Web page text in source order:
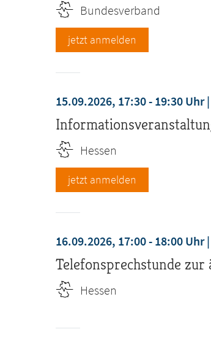
Bundesverband
jetzt anmelden
15.09.2026, 17:30 - 19:30 Uhr
Hessen
jetzt anmelden
16.09.2026, 17:00 - 18:00 Uhr
Telefonsprechstunde
Hessen